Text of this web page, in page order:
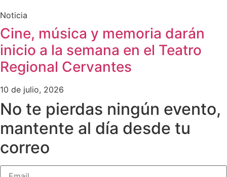
Noticia
Cine, música y memoria darán
inicio a la semana en el Teatro
Regional Cervantes
10 de julio, 2026
No te pierdas ningún evento,
mantente al día desde tu
correo